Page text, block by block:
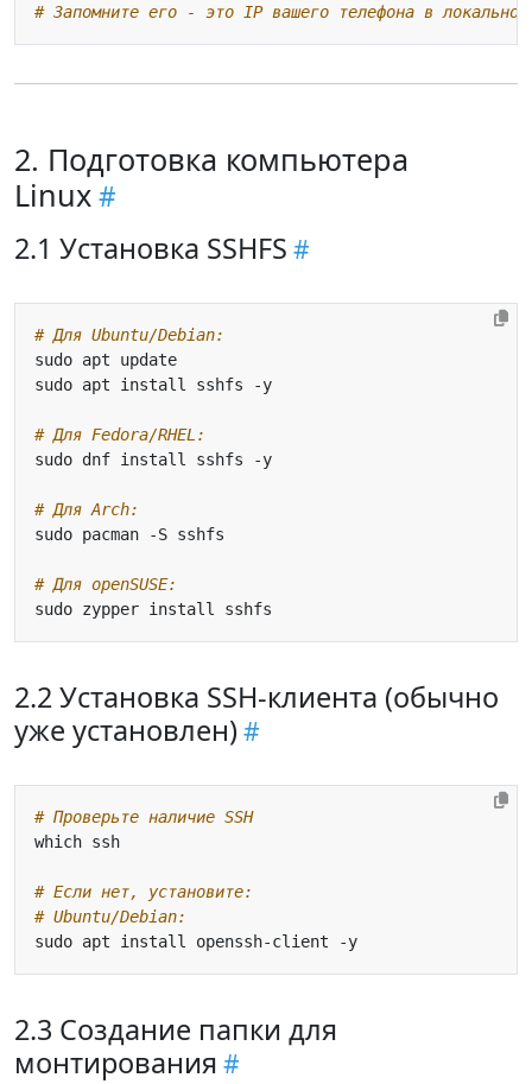
# Запомните его - это IP вашего телефона в
2. Подготовка компьютера
Linux
2.1 Установка SSHFS
# Для Ubuntu/Debian:
# Для Fedora/RHEL:
# Для Arch:
# Для openSUSE:
2.2 Установка SSH-клиента (обычно
уже установлен)
# Проверьте наличие SSH
# Если нет, установите:
# Ubuntu/Debian:
2.3 Создание папки для
монтирования